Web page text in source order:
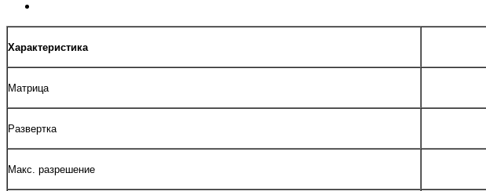
Характеристика
Матрица
Развертка
Макс. разрешение